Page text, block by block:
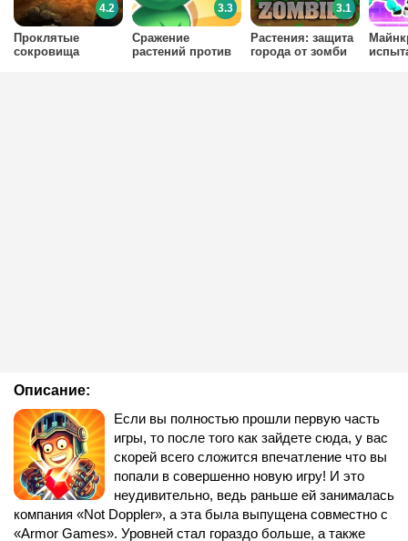
Описание:
Если вы полностью прошли первую часть
игры, то после того как зайдете сюда, у вас
скорей всего сложится впечатление что вы
попали в совершенно новую игру! И это
неудивительно, ведь раньше ей занималась
компания «Not Doppler», а эта была выпущена совместно с
«Armor Games». Уровней стал гораздо больше, а также
Проклятые
сокровища
4.2
Сражение
растений против
3.3
Растения: защита
города от зомби
3.1